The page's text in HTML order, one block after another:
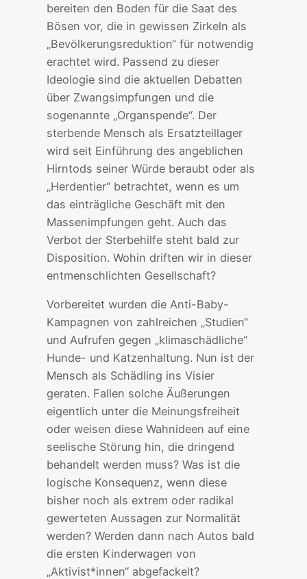
bereiten den Boden für die Saat des
Bösen vor, die in gewissen Zirkeln als
„Bevölkerungsreduktion“ für notwendig
erachtet wird. Passend zu dieser
Ideologie sind die aktuellen Debatten
über Zwangsimpfungen und die
sogenannte „Organspende“. Der
sterbende Mensch als Ersatzteillager
wird seit Einführung des angeblichen
Hirntods seiner Würde beraubt oder als
„Herdentier“ betrachtet, wenn es um
das einträgliche Geschäft mit den
Massenimpfungen geht. Auch das
Verbot der Sterbehilfe steht bald zur
Disposition. Wohin driften wir in dieser
entmenschlichten Gesellschaft?
Vorbereitet wurden die Anti-Baby-
Kampagnen von zahlreichen „Studien“
und Aufrufen gegen „klimaschädliche“
Hunde- und Katzenhaltung. Nun ist der
Mensch als Schädling ins Visier
geraten. Fallen solche Äußerungen
eigentlich unter die Meinungsfreiheit
oder weisen diese Wahnideen auf eine
seelische Störung hin, die dringend
behandelt werden muss? Was ist die
logische Konsequenz, wenn diese
bisher noch als extrem oder radikal
gewerteten Aussagen zur Normalität
werden? Werden dann nach Autos bald
die ersten Kinderwagen von
„Aktivist*innen“ abgefackelt?